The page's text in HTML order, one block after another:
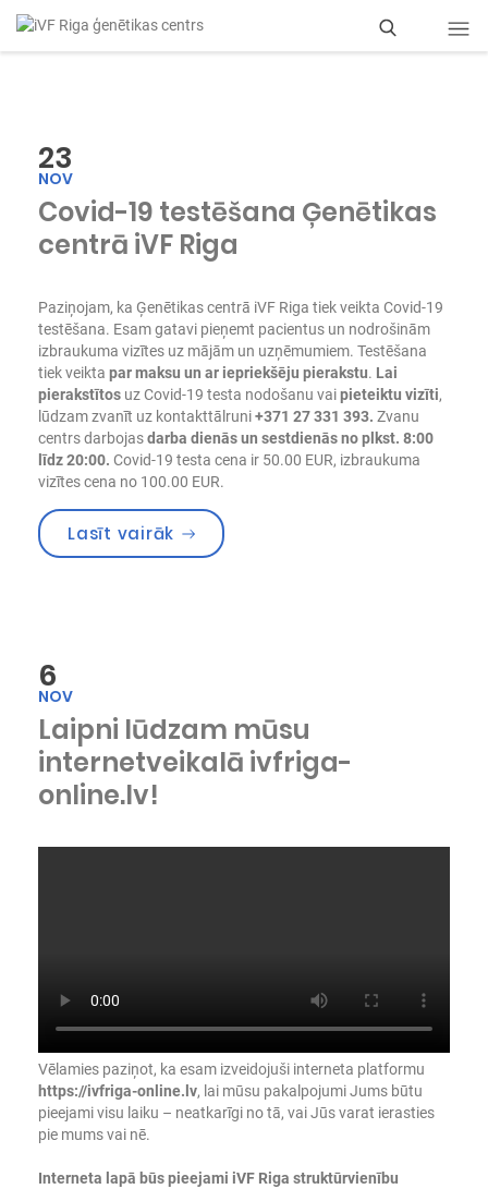
M
ē
23
NOV
Covid-19 testēšana Ģenētikas
centrā iVF Riga
Paziņojam, ka Ģenētikas centrā iVF Riga tiek veikta Covid-19
testēšana. Esam gatavi pieņemt pacientus un nodrošinām
izbraukuma vizītes uz mājām un uzņēmumiem. Testēšana
tiek veikta par maksu un ar iepriekšēju pierakstu. Lai
pierakstītos uz Covid-19 testa nodošanu vaipieteiktu vizīti,
lūdzam zvanīt uz kontakttālruni+371 27 331 393. Zvanu
centrs darbojasdarba dienās un sestdienās no plkst. 8:00
līdz 20:00. Covid-19 testa cena ir 50.00 EUR, izbraukuma
vizītes cena no 100.00 EUR.
Lasīt vairāk “Covid-19 testēšana Ģenētikas
6
NOV
Laipni lūdzam mūsu
internetveikalā ivfriga-
online.lv!
Vēlamies paziņot, ka esam izveidojuši interneta platformu
https://ivfriga-online.lv, lai mūsu pakalpojumi Jums būtu
pieejami visu laiku – neatkarīgi no tā, vai Jūs varat ierasties
pie mums vai nē.
Interneta lapā būs pieejami iVF Riga struktūrvienību